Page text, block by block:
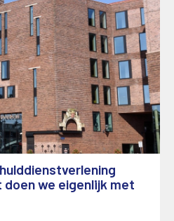
we eigenlijk met